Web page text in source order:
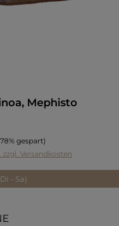
Mephisto
Preis:
gespart)
zzgl. Versandkosten
- Sa)